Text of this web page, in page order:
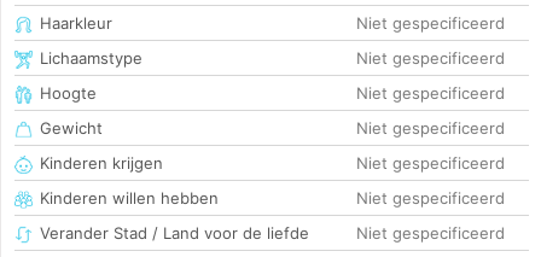
Haarkleur
Niet gespecificeerd
Lichaamstype
Niet gespecificeerd
Hoogte
Niet gespecificeerd
Gewicht
Niet gespecificeerd
Kinderen krijgen
Niet gespecificeerd
Kinderen willen hebben
Niet gespecificeerd
Verander Stad / Land voor de liefde
Niet gespecificeerd